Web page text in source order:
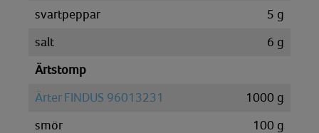
svartpeppar
5 g
salt
6 g
Ärtstomp
Ärter FINDUS 96013231
1000 g
smör
100 g